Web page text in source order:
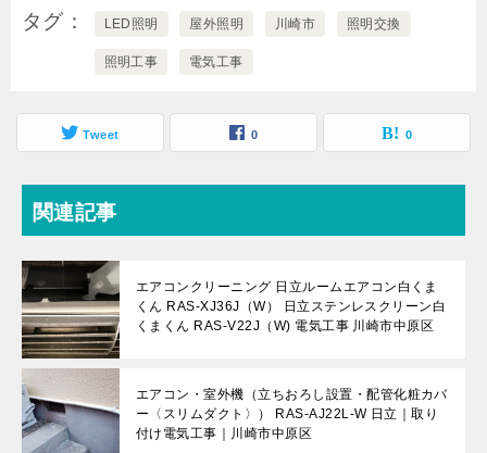
タグ LED照明 屋外照明 川崎市 照明交換
照明工事 電気工事
Tweet 0 0
関連記事
エアコンクリーニング 日立ルームエアコン白くま
くん RAS-XJ36J（W） 日立ステンレスクリーン白
くまくん RAS-V22J（W) 電気工事 川崎市中原区
エアコン・室外機（立ちおろし設置・配管化粧カバ
ー〈スリムダクト〉） RAS-AJ22L-W 日立｜取り
付け電気工事｜川崎市中原区